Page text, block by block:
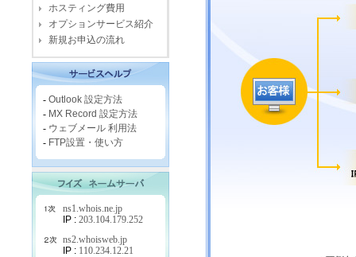
ホスティング費用
オプションサービス紹介
新規お申込の流れ
- Outlook 設定方法
- MX Record 設定方法
- ウェブメール 利用法
- FTP設置・使い方
ns1.whois.ne.jp
IP : 203.104.179.252
ns2.whoisweb.jp
IP : 110.234.12.21